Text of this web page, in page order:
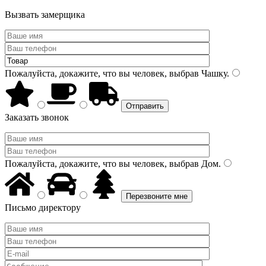
Вызвать замерщика
Пожалуйста, докажите, что вы человек, выбрав Чашку.
Заказать звонок
Пожалуйста, докажите, что вы человек, выбрав Дом.
Письмо директору